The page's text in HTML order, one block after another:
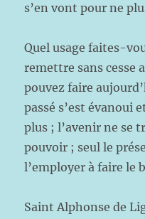
s’en vont pour ne
Quel usage faites-
remettre sans cesse
pouvez faire
passé s’est évanoui
plus ; l’avenir ne se
pouvoir ; seul le
l’employer à faire le
Saint Alphonse de